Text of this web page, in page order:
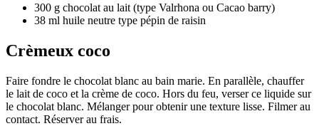
300 g chocolat au lait (type Valrhona ou Cacao barry)
38 ml huile neutre type pépin de raisin
Crèmeux coco
Faire fondre le chocolat blanc au bain marie. En parallèle, chauffer
le lait de coco et la crème de coco. Hors du feu, verser ce liquide sur
le chocolat blanc. Mélanger pour obtenir une texture lisse. Filmer au
contact. Réserver au frais.